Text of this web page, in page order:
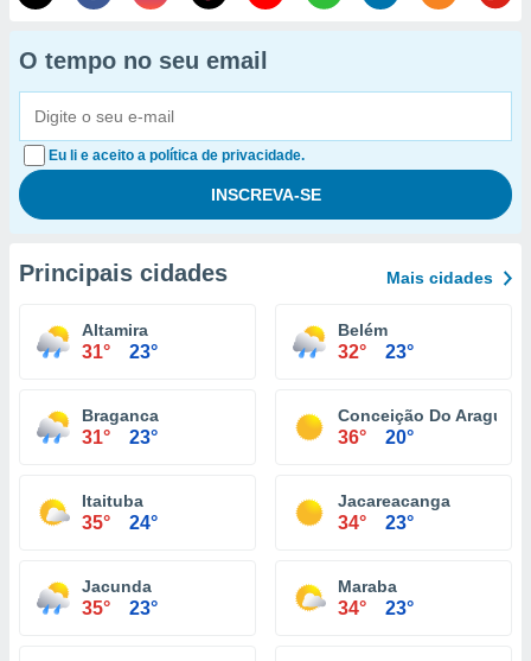
O tempo no seu email
Eu li e aceito a política de privacidade.
Principais cidades Mais cidades
Altamira
31° 23°
Belém
32° 23°
Braganca
31° 23°
Conceição Do Araguaia
36° 20°
Itaituba
35° 24°
Jacareacanga
34° 23°
Jacunda
35° 23°
Maraba
34° 23°